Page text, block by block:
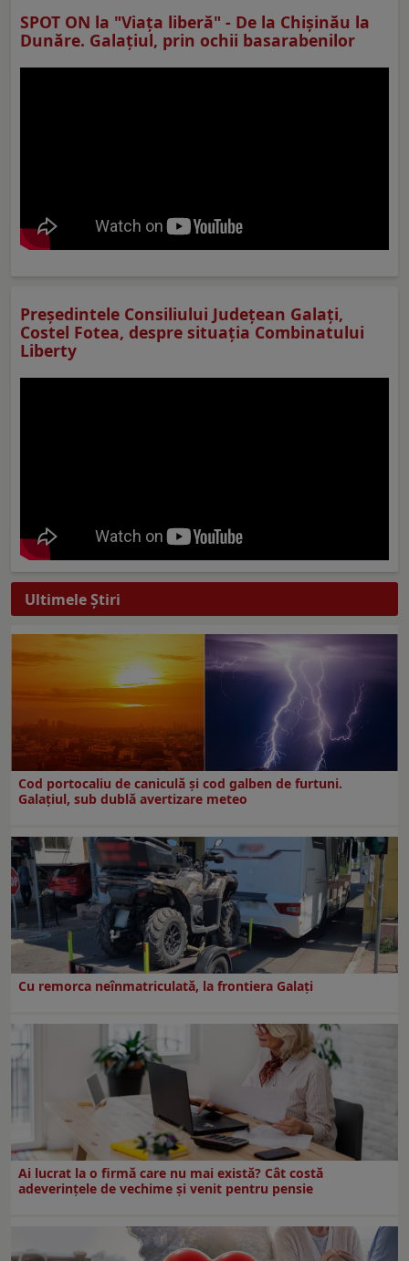
SPOT ON la "Viaţa liberă" - De la Chișinău la
Dunăre. Galațiul, prin ochii basarabenilor
Preşedintele Consiliului Judeţean Galaţi,
Costel Fotea, despre situaţia Combinatului
Liberty
Ultimele Ştiri
Cod portocaliu de caniculă și cod galben de furtuni.
Galațiul, sub dublă avertizare meteo
Cu remorca neînmatriculată, la frontiera Galați
Ai lucrat la o firmă care nu mai există? Cât costă
adeverințele de vechime și venit pentru pensie